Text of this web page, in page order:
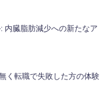
内臓脂肪減少への新たなア
く転職で失敗した方の体験